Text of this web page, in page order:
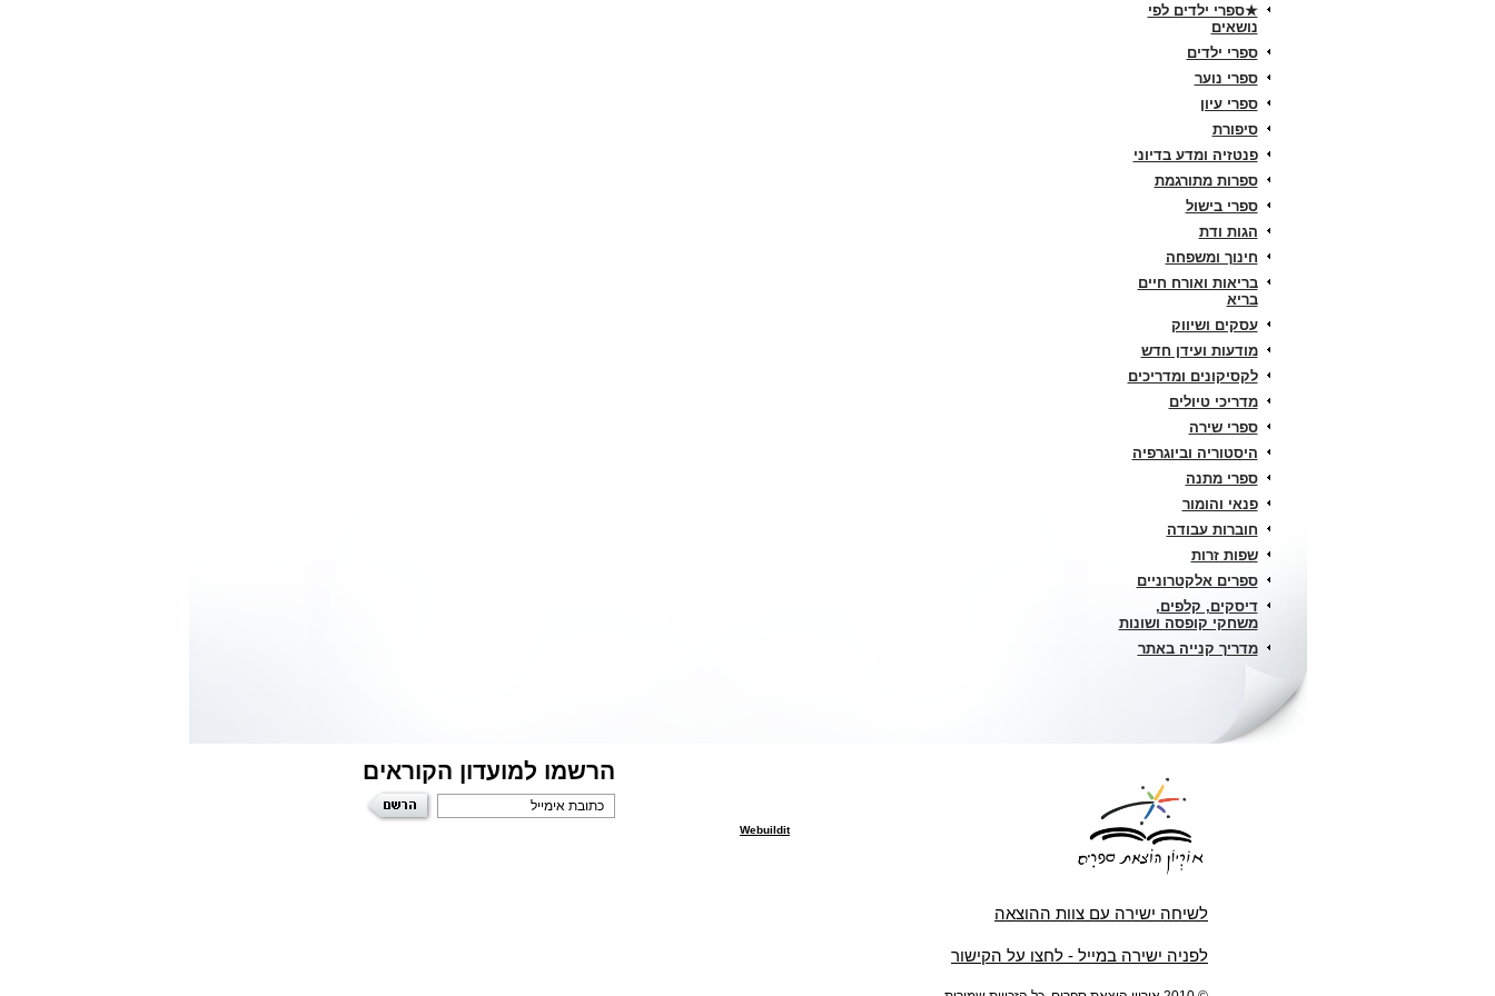
★ספרי ילדים לפי
נושאים
ספרי ילדים
ספרי נוער
ספרי עיון
סיפורת
פנטזיה ומדע בדיוני
ספרות מתורגמת
ספרי בישול
הגות ודת
חינוך ומשפחה
בריאות ואורח חיים
בריא
עסקים ושיווק
מודעות ועידן חדש
לקסיקונים ומדריכים
מדריכי טיולים
ספרי שירה
היסטוריה וביוגרפיה
ספרי מתנה
פנאי והומור
חוברות עבודה
שפות זרות
ספרים אלקטרוניים
דיסקים, קלפים,
משחקי קופסה ושונות
מדריך קנייה באתר
הרשמו למועדון הקוראים
לשיחה ישירה עם צוות ההוצאה
לפניה ישירה במייל - לחצו על הקישור
Webuildit